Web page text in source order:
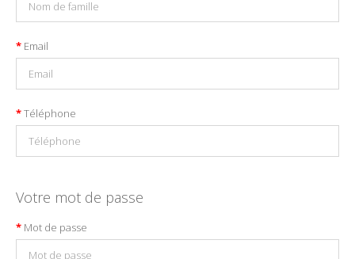
Email
Téléphone
Votre mot de passe
Mot de passe